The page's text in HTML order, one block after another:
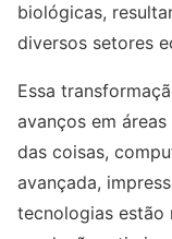
biológicas,
diversos setores
Essa
avanços em
das coisas,
avançada,
tecnologias estão